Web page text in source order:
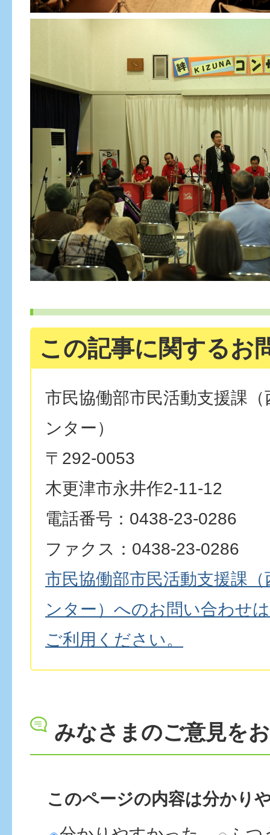
この記事に関するお
市民協働部市民活動支援課
ンター）
〒292-0053
木更津市永井作2-11-12
電話番号：0438-23-0286
ファクス：0438-23-0286
市民協働部市民活動支援課
ンター）へのお問い合わせ
ご利用ください。
みなさまのご意見を
このページの内容は分かり